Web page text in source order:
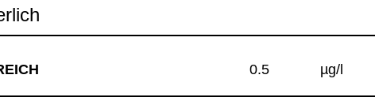
0.5 µg/l